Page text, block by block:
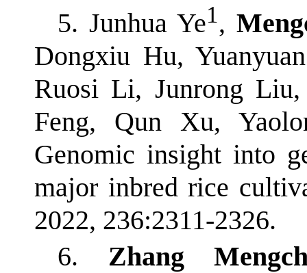
5. Junhua Ye1 ,
Dongxiu Hu,
Ruosi Li, Junrong Liu,
Feng, Qun Xu,
Genomic insight into
major inbred rice
2022, 236:2311-2326.
6. Zhang